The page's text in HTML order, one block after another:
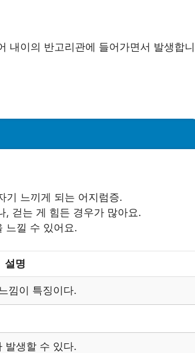
내이의 반고리관에 들어가면서 발생합니
기 느끼게 되는 어지럼증.
, 걷는 게 힘든 경우가 많아요.
느낄 수 있어요.
설명
낌이 특징이다.
발생할 수 있다.